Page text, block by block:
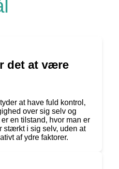
det at være
at have fuld kontrol,
over sig selv og
en tilstand, hvor man er
stærkt i sig selv, uden at
af ydre faktorer.